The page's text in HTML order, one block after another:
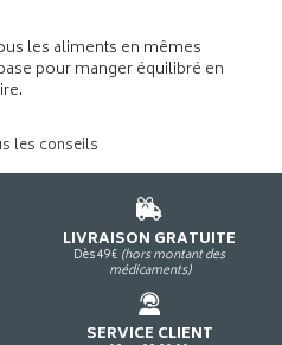
les aliments en mêmes
pour manger équilibré en
les conseils
LIVRAISON GRATUITE
Dès 49€ (hors montant des
médicaments)
SERVICE CLIENT